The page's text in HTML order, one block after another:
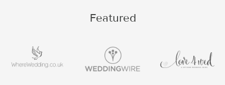
Featured